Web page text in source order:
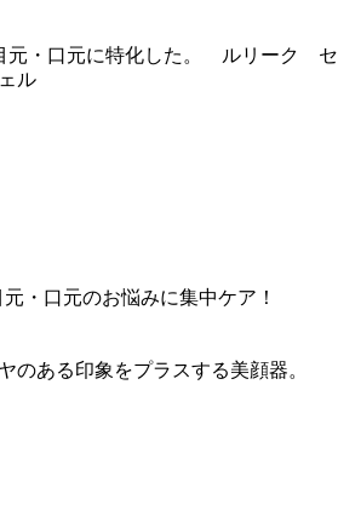
元・口元に特化した。 ルリーク セ
ル
・口元のお悩みに集中ケア！
のある印象をプラスする美顔器。